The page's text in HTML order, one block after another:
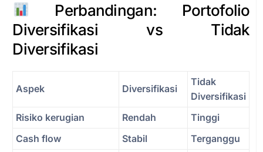
Perbandingan: Portofolio
Diversifikasi vs Tidak
Diversifikasi
Aspek Diversifikasi
Tidak
Diversifikasi
Risiko kerugian
Rendah
Tinggi
Cash flow
Stabil
Terganggu